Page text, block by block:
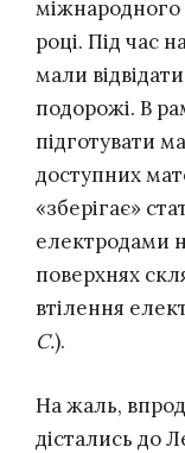
міжнародного
році. Під час
мали
подорожі. В
підготувати
доступних
«зберігає»
електродами
поверхнях
втілення
С.).
На жаль,
дістались до